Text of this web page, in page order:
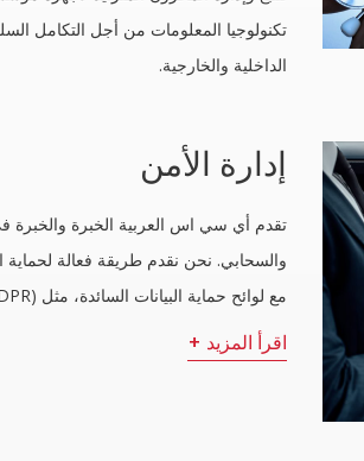
تكنولوجيا المعلومات من أجل التكامل
الداخلية والخارجية.
إدارة الأمن
تقدم أي سي اس العربية الخبرة والخبرة
والسحابي. نحن نقدم طريقة فعالة لحماية
مع لوائح حماية البيانات السائدة، مثل (GDPR) وHIPAA وELD وCJIS.
اقرأ المزيد +